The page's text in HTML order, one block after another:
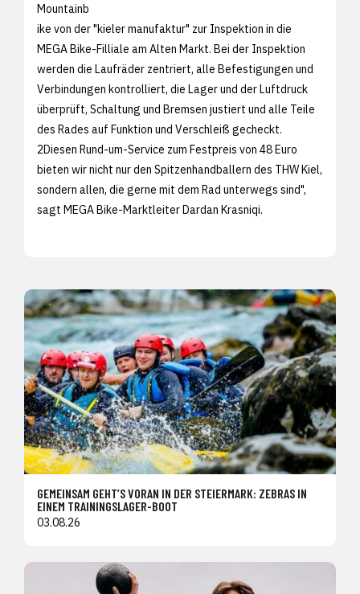
Mountainb
ike von der "kieler manufaktur" zur Inspektion in die
MEGA Bike-Filliale am Alten Markt. Bei der Inspektion
werden die Laufräder zentriert, alle Befestigungen und
Verbindungen kontrolliert, die Lager und der Luftdruck
überprüft, Schaltung und Bremsen justiert und alle Teile
des Rades auf Funktion und Verschleiß gecheckt.
2Diesen Rund-um-Service zum Festpreis von 48 Euro
bieten wir nicht nur den Spitzenhandballern des THW Kiel,
sondern allen, die gerne mit dem Rad unterwegs sind",
sagt MEGA Bike-Marktleiter Dardan Krasniqi.
GEMEINSAM GEHT’S VORAN IN DER STEIERMARK: ZEBRAS IN
EINEM TRAININGSLAGER-BOOT
03.08.26